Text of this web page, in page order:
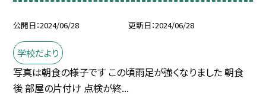
公開日 2024/06/28 更新日 2024/06/28
学校だより
写真は朝食の様子です この頃雨足が強くなりました 朝食
後 部屋の片付け 点検が終...